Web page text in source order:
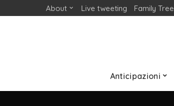
About Live tweeting Family Tree
Anticipazioni